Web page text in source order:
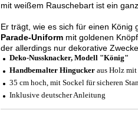
mit weißem Rauschebart ist ein
Er trägt, wie es sich für einen König
Parade-Uniform mit goldenen
der allerdings nur dekorative
Deko-Nussknacker, Modell "König"
Handbemalter Hingucker aus Holz
35 cm hoch, mit Sockel für sicheren
Inklusive deutscher Anleitung